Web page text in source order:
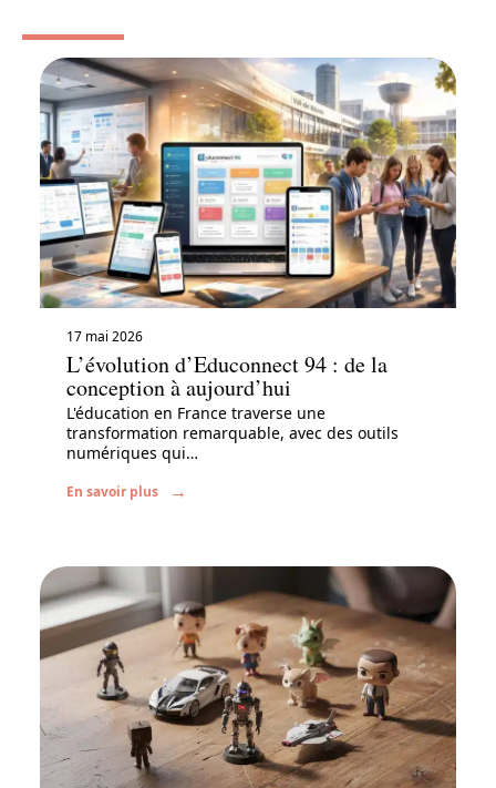
17 mai 2026
L’évolution d’Educonnect 94 : de la
conception à aujourd’hui
L'éducation en France traverse une
transformation remarquable, avec des outils
numériques qui…
En savoir plus